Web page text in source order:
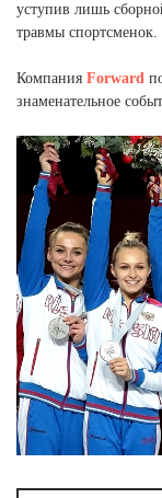
Томская область (1)
Тульская область (1)
Хакасия (1)
Челябинская область (2)
Ямало-Ненецкий
Ярославская область (1)
уступив лишь
травмы спортсменок.
Компания Forward
знаменательное